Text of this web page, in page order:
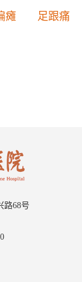
瘫 足跟痛
路68号